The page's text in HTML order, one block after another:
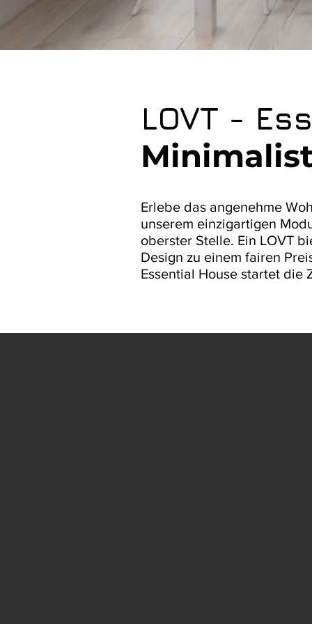
LOVT -
Erlebe das angenehme
unserem einzigartigen
oberster Stelle. Ein LOVT
Design zu einem fairen
Essential House startet die